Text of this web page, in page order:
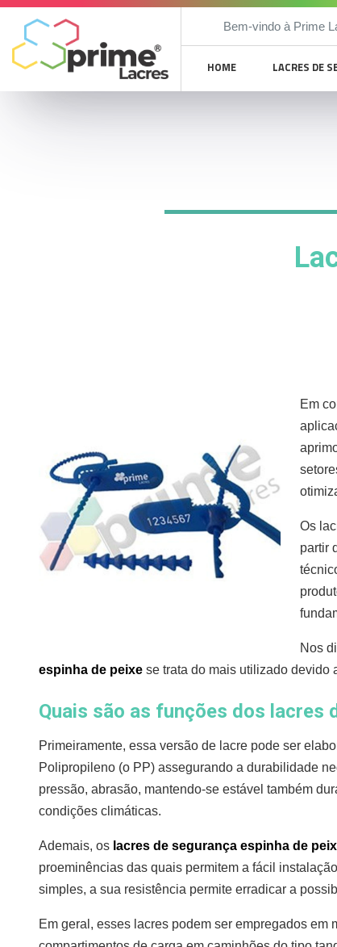
Bem-vindo à Prime
HOME LACRES DE
Em
Os
partir
Nos
espinha de peixe se trata do mais utilizado devido
Quais são as funções dos lacres
Primeiramente, essa versão de lacre pode ser
Polipropileno (o PP) assegurando a durabilidade
pressão, abrasão, mantendo-se estável também
condições climáticas.
Ademais, os lacres de segurança espinha de
proeminências das quais permitem a fácil
simples, a sua resistência permite erradicar a
Em geral, esses lacres podem ser empregados em